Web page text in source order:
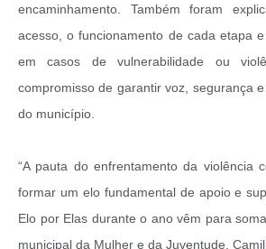
encaminhamento. Também foram
acesso, o funcionamento de cada etapa
em casos de vulnerabilidade ou
compromisso de garantir voz, segurança
do município.
“A pauta do enfrentamento da violência
formar um elo fundamental de apoio e
Elo por Elas durante o ano vêm para
municipal da Mulher e da Juventude,